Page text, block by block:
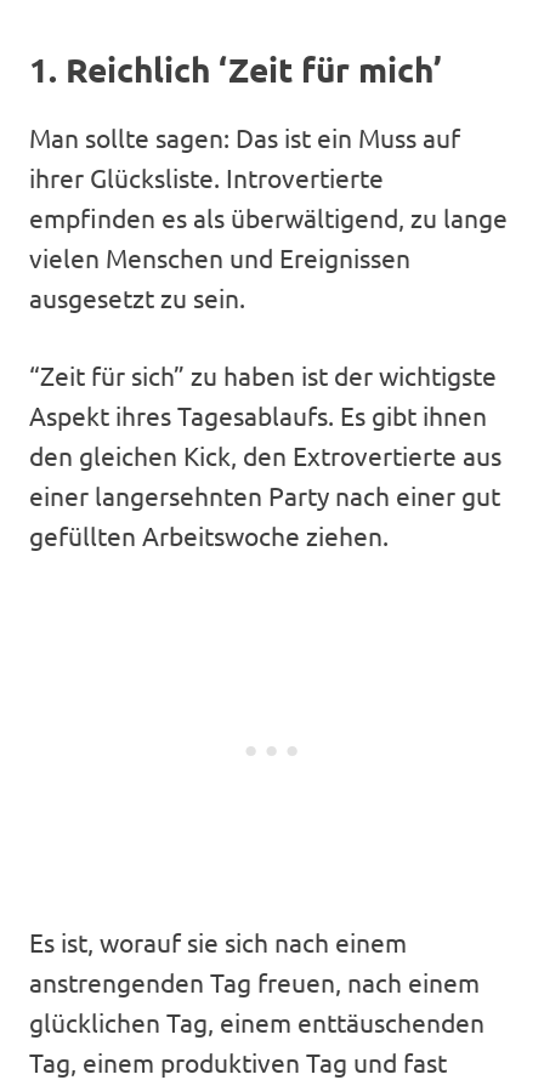
1. Reichlich ‘Zeit für mich’
Man sollte sagen: Das ist ein Muss auf
ihrer Glücksliste. Introvertierte
empfinden es als überwältigend, zu lange
vielen Menschen und Ereignissen
ausgesetzt zu sein.
“Zeit für sich” zu haben ist der wichtigste
Aspekt ihres Tagesablaufs. Es gibt ihnen
den gleichen Kick, den Extrovertierte aus
einer langersehnten Party nach einer gut
gefüllten Arbeitswoche ziehen.
Es ist, worauf sie sich nach einem
anstrengenden Tag freuen, nach einem
glücklichen Tag, einem enttäuschenden
Tag, einem produktiven Tag und fast